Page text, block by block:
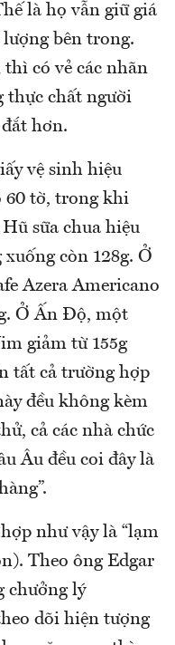
là họ vẫn giữ giá
bên trong.
có vẻ các nhãn
thực chất người
hơn.
vệ sinh hiệu
60 tờ, trong khi
sữa chua hiệu
còn 128g. Ở
Azera Americano
Ở Ấn Độ, một
giảm từ 155g
tất cả trường hợp
đều không kèm
cả các nhà chức
Âu đều coi đây là
như vậy là “lạm
Theo ông Edgar
chưởng lý
dõi hiện tượng